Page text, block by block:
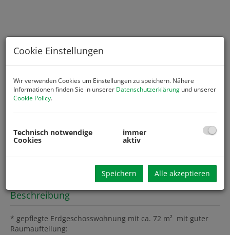
Beschreibung
* gepflegte Erdgeschosswohnung mit ca. 72 m² mit guter
Raumaufteilung:
Cookie Einstellungen
Wir verwenden Cookies um Einstellungen zu speichern. Nähere
Informationen finden Sie in unserer Datenschutzerklärung und unserer
Cookie Policy.
Technisch notwendige
Cookies
immer
aktiv
Speichern Alle akzeptieren